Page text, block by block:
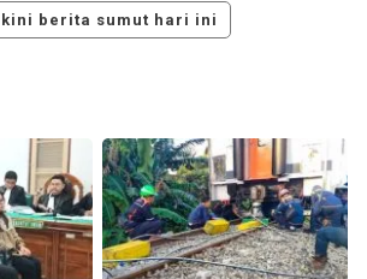
berita sumut hari ini